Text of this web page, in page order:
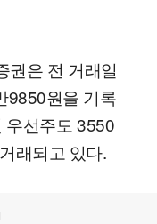
권은 전 거래일
9850원을 기록
우선주도 3550
래되고 있다.